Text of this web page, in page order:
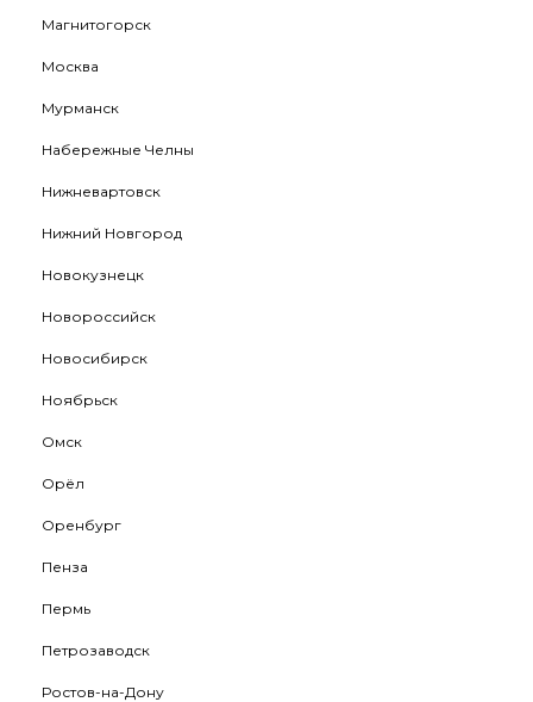
Магнитогорск
Москва
Мурманск
Набережные Челны
Нижневартовск
Нижний Новгород
Новокузнецк
Новороссийск
Новосибирск
Ноябрьск
Омск
Орёл
Оренбург
Пенза
Пермь
Петрозаводск
Ростов-на-Дону